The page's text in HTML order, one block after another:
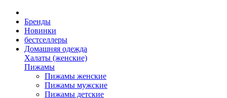
Бренды
Новинки
бестселлеры
Домашняя одежда
Халаты (женские)
Пижамы
Пижамы женские
Пижамы мужские
Пижамы детские